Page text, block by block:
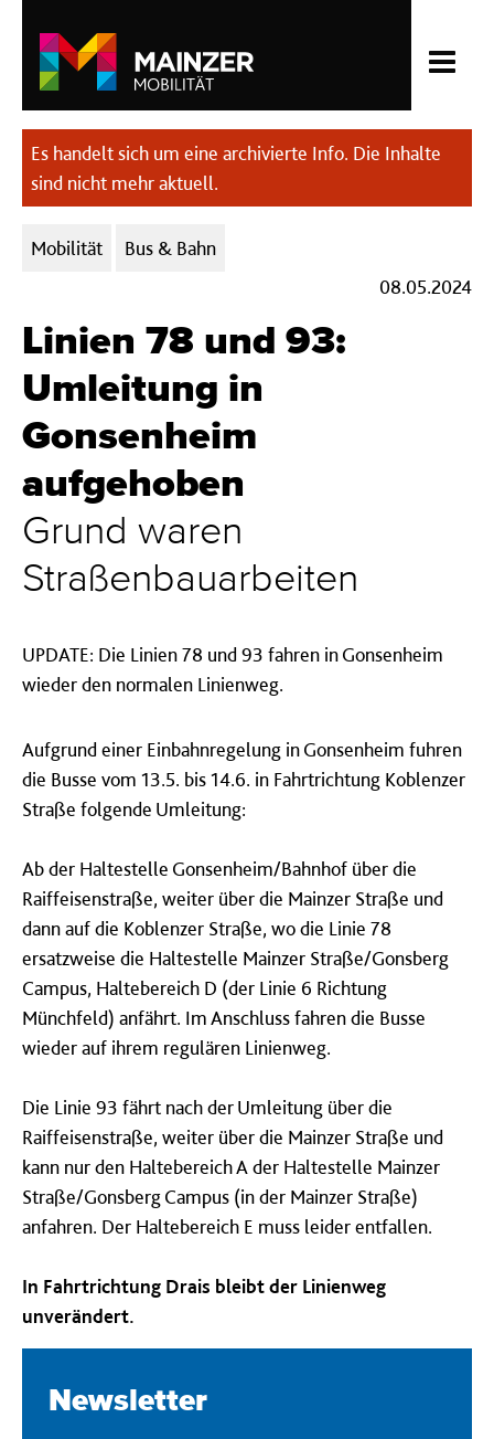
Es handelt sich um eine archivierte Info. Die Inhalte
sind nicht mehr aktuell.
Kategorien:
Mobilität
Bus & Bahn
08.05.2024
Linien 78 und 93:
Umleitung in
Gonsenheim
aufgehoben
Grund waren
Straßenbauarbeiten
UPDATE: Die Linien 78 und 93 fahren in Gonsenheim
wieder den normalen Linienweg.
Aufgrund einer Einbahnregelung in Gonsenheim fuhren
die Busse vom 13.5. bis 14.6. in Fahrtrichtung Koblenzer
Straße folgende Umleitung:
Ab der Haltestelle Gonsenheim/Bahnhof über die
Raiffeisenstraße, weiter über die Mainzer Straße und
dann auf die Koblenzer Straße, wo die Linie 78
ersatzweise die Haltestelle Mainzer Straße/Gonsberg
Campus, Haltebereich D (der Linie 6 Richtung
Münchfeld) anfährt. Im Anschluss fahren die Busse
wieder auf ihrem regulären Linienweg.
Die Linie 93 fährt nach der Umleitung über die
Raiffeisenstraße, weiter über die Mainzer Straße und
kann nur den Haltebereich A der Haltestelle Mainzer
Straße/Gonsberg Campus (in der Mainzer Straße)
anfahren. Der Haltebereich E muss leider entfallen.
In Fahrtrichtung Drais bleibt der Linienweg
unverändert.
Newsletter